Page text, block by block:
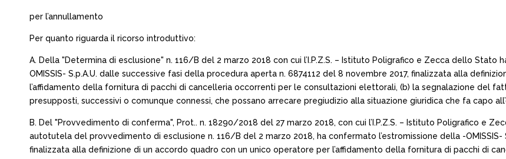
per l’annullamento
Per quanto riguarda il ricorso introduttivo:
A. Della "Determina di esclusione" n. 116/B del 2 marzo 2018 con cui l’I.P.Z.S. – Istituto Poligrafico e Zecca dello Stato
OMISSIS- S.p.A.U. dalle successive fasi della procedura aperta n. 6874112 del 8 novembre 2017, finalizzata alla
l’affidamento della fornitura di pacchi di cancelleria occorrenti per le consultazioni elettorali, (b) la segnalazione del
presupposti, successivi o comunque connessi, che possano arrecare pregiudizio alla situazione giuridica che fa capo
B. Del "Provvedimento di conferma", Prot.. n. 18290/2018 del 27 marzo 2018, con cui l’I.P.Z.S. – Istituto Poligrafico e
autotutela del provvedimento di esclusione n. 116/B del 2 marzo 2018, ha confermato l’estromissione della -OMISSIS-
finalizzata alla definizione di un accordo quadro con un unico operatore per l’affidamento della fornitura di pacchi di